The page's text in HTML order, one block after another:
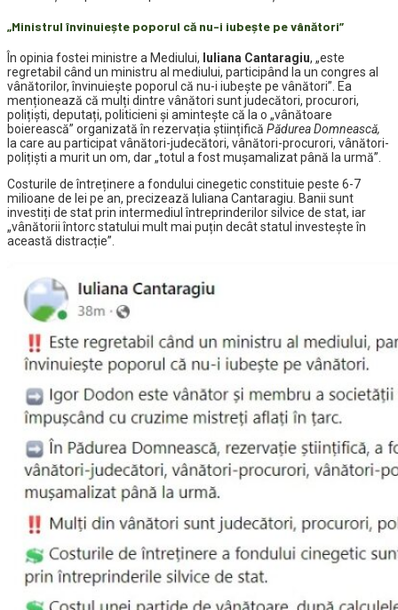
„Ministrul învinuiește poporul că nu-i iubește pe vânători”
În opinia fostei ministre a Mediului, Iuliana Cantaragiu, „este
regretabil când un ministru al mediului, participând la un congres al
vânătorilor, învinuiește poporul că nu-i iubește pe vânători”. Ea
menționează că mulți dintre vânători sunt judecători, procurori,
polițiști, deputați, politicieni și amintește că la o „vânătoare
boierească” organizată în rezervația științifică Pădurea Domnească,
la care au participat vânători-judecători, vânători-procurori, vânători-
polițiști a murit un om, dar „totul a fost mușamalizat până la urmă”.
Costurile de întreținere a fondului cinegetic constituie peste 6-7
milioane de lei pe an, precizează Iuliana Cantaragiu. Banii sunt
investiți de stat prin intermediul întreprinderilor silvice de stat, iar
„vânătorii întorc statului mult mai puțin decât statul investește în
această distracție”.